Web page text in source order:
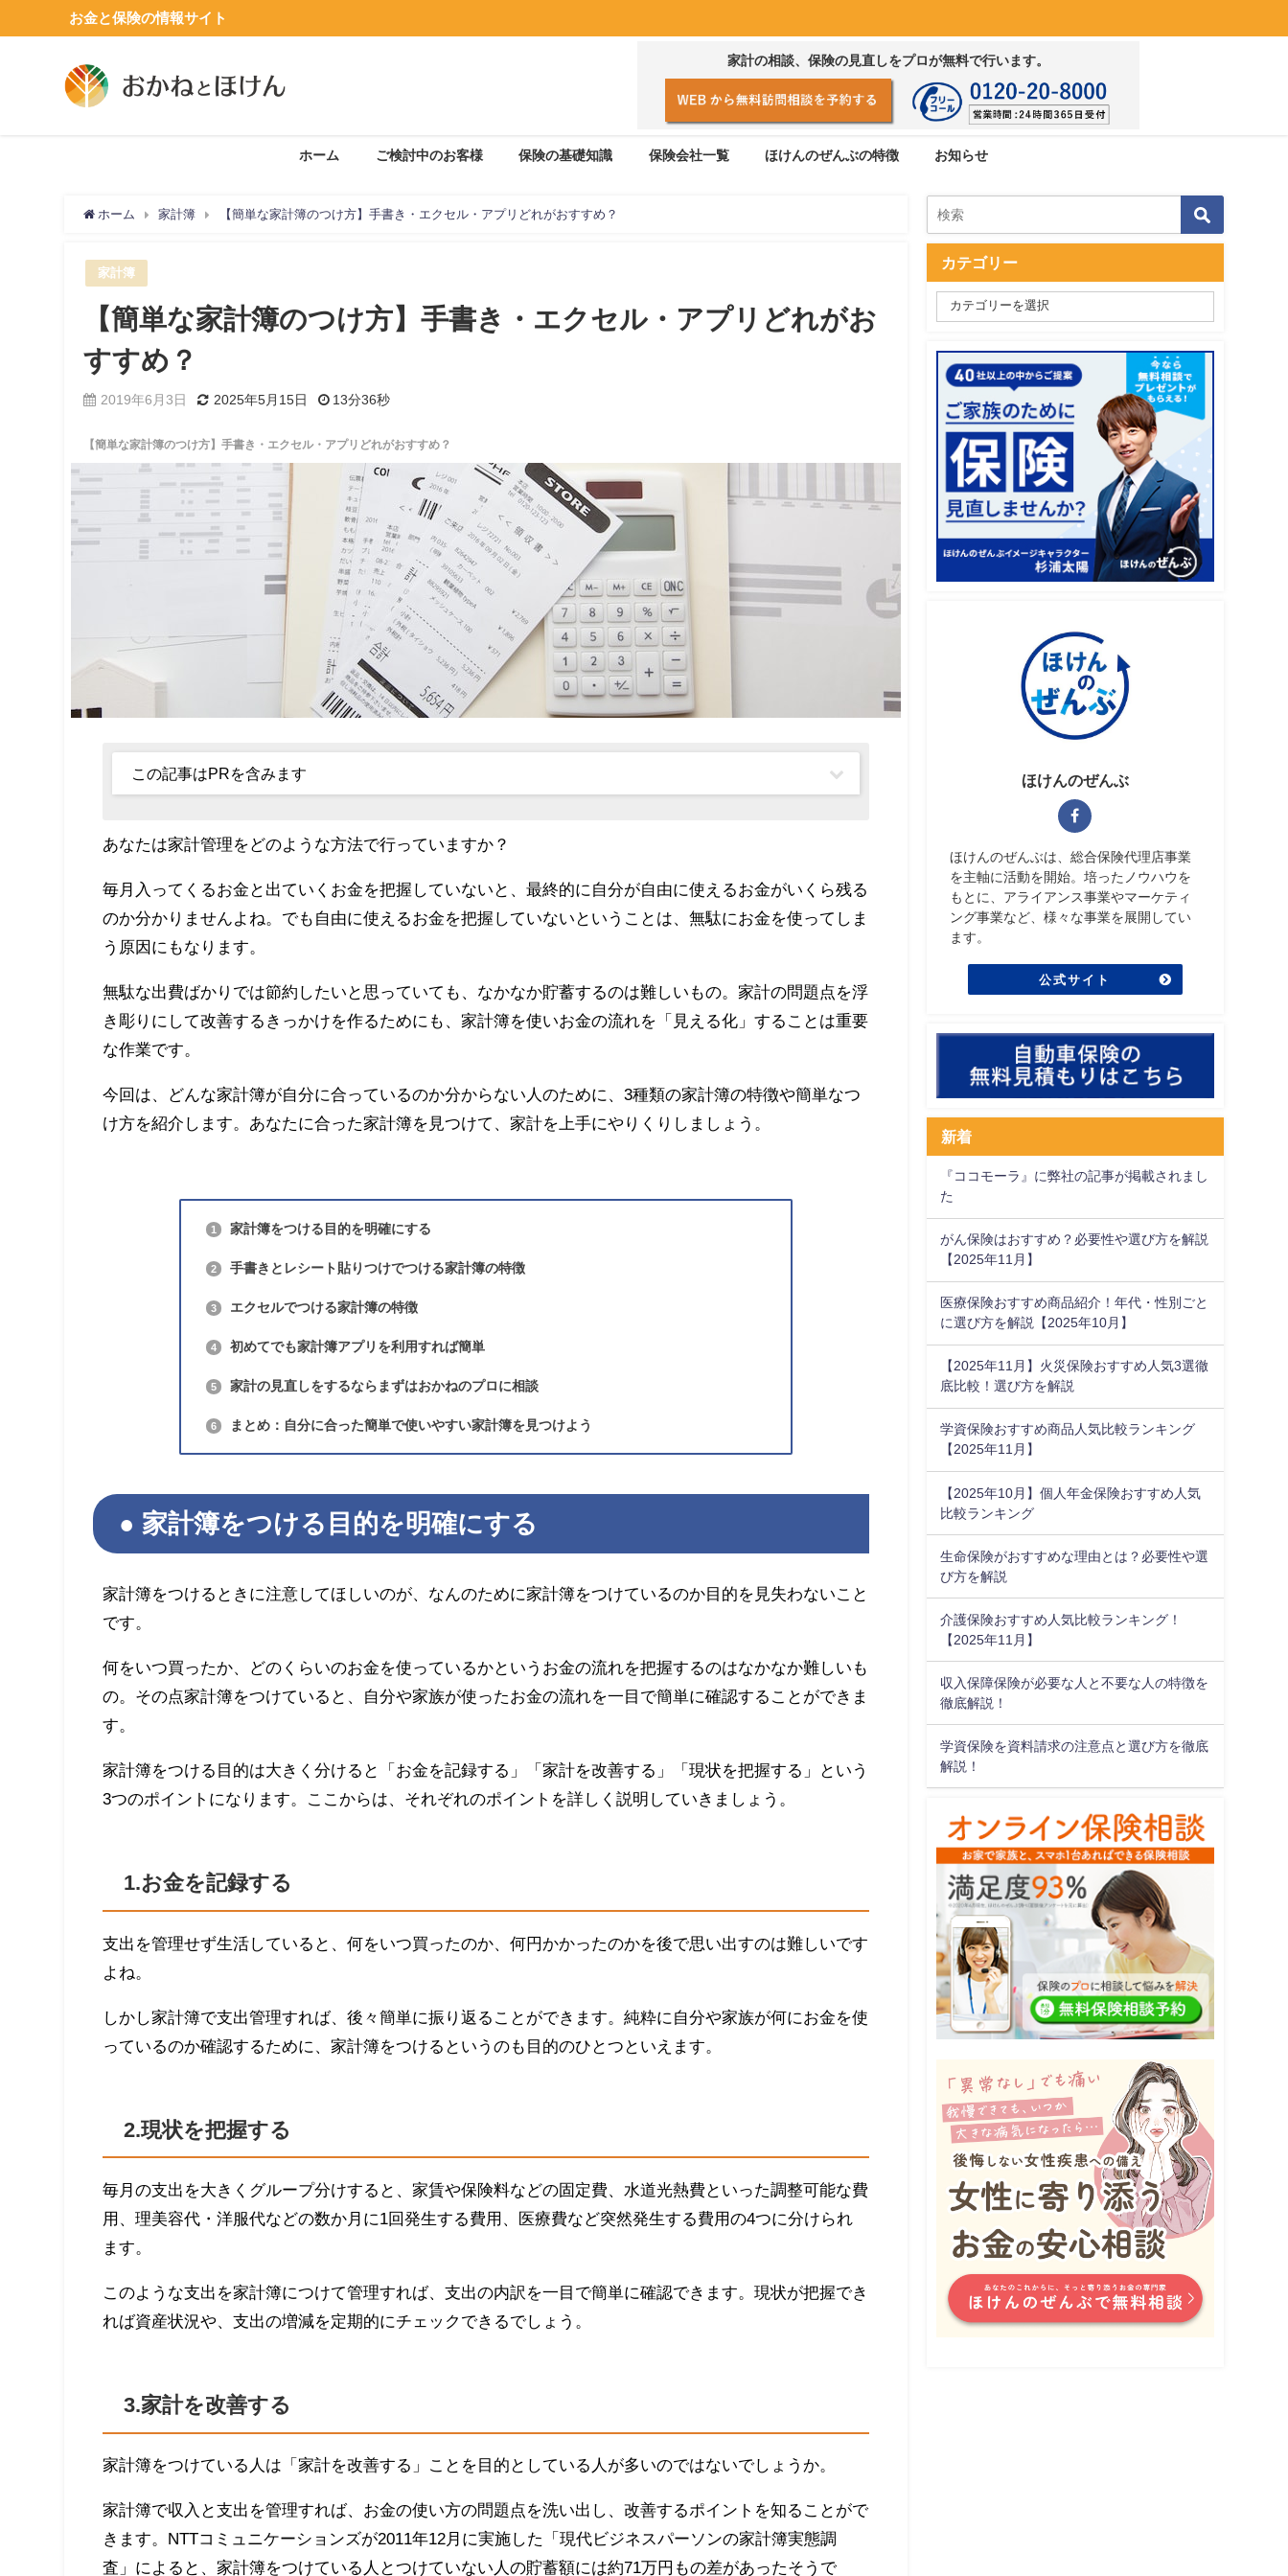
お金と保険の情報サイト
家計の相談、保険の見直しをプロが無料で行います。
ホーム ご検討中のお客様 保険の基礎知識 保険会社一覧 ほけんのぜんぶの特徴 お知らせ
ホーム 家計簿 【簡単な家計簿のつけ方】手書き・エクセル・アプリどれがおすすめ？
家計簿
【簡単な家計簿のつけ方】手書き・エクセル・アプリどれがお
すすめ？
2019年6月3日 2025年5月15日 13分36秒
【簡単な家計簿のつけ方】手書き・エクセル・アプリどれがおすすめ？
この記事はPRを含みます
あなたは家計管理をどのような方法で行っていますか？
毎月入ってくるお金と出ていくお金を把握していないと、最終的に自分が自由に使えるお金がいくら残る
のか分かりませんよね。 でも自由に使えるお金を把握していないということは、無駄にお金を使ってしま
う原因にもなります。
無駄な出費ばかりでは節約したいと思っていても、なかなか貯蓄するのは難しいもの。家計の問題点を浮
き彫りにして改善するきっかけを作るためにも、家計簿を使いお金の流れを「見える化」することは重要
な作業です。
今回は、どんな家計簿が自分に合っているのか分からない人のために、3種類の家計簿の特徴や簡単なつ
け方を紹介します。あなたに合った家計簿を見つけて、家計を上手にやりくりしましょう。
1 家計簿をつける目的を明確にする
2 手書きとレシート貼りつけでつける家計簿の特徴
3 エクセルでつける家計簿の特徴
4 初めてでも家計簿アプリを利用すれば簡単
5 家計の見直しをするならまずはおかねのプロに相談
6 まとめ：自分に合った簡単で使いやすい家計簿を見つけよう
家計簿をつける目的を明確にする
家計簿をつけるときに注意してほしいのが、なんのために家計簿をつけているのか目的を見失わないこと
です。
何をいつ買ったか、どのくらいのお金を使っているかというお金の流れを把握するのはなかなか難しいも
の。その点家計簿をつけていると、自分や家族が使ったお金の流れを一目で簡単に確認することができま
す。
家計簿をつける目的は大きく分けると「お金を記録する」「家計を改善する」「現状を把握する」という
3つのポイントになります。ここからは、それぞれのポイントを詳しく説明していきましょう。
1.お金を記録する
支出を管理せず生活していると、何をいつ買ったのか、何円かかったのかを後で思い出すのは難しいです
よね。
しかし家計簿で支出管理すれば、後々簡単に振り返ることができます。純粋に自分や家族が何にお金を使
っているのか確認するために、家計簿をつけるというのも目的のひとつといえます。
2.現状を把握する
毎月の支出を大きくグループ分けすると、家賃や保険料などの固定費、水道光熱費といった調整可能な費
用、理美容代・洋服代などの数か月に1回発生する費用、医療費など突然発生する費用の4つに分けられ
ます。
このような支出を家計簿につけて管理すれば、支出の内訳を一目で簡単に確認できます。現状が把握でき
れば資産状況や、支出の増減を定期的にチェックできるでしょう。
3.家計を改善する
家計簿をつけている人は「家計を改善する」ことを目的としている人が多いのではないでしょうか。
家計簿で収入と支出を管理すれば、お金の使い方の問題点を洗い出し、改善するポイントを知ることがで
きます。NTTコミュニケーションズが2011年12月に実施した「現代ビジネスパーソンの家計簿実態調
査」によると、家計簿をつけている人とつけていない人の貯蓄額には約71万円もの差があったそうで
カテゴリー
ほけんのぜんぶ
ほけんのぜんぶは、総合保険代理店事業
を主軸に活動を開始。培ったノウハウを
もとに、アライアンス事業やマーケティ
ング事業など、様々な事業を展開してい
ます。
公式サイト
新着
『ココモーラ』に弊社の記事が掲載されまし
た
がん保険はおすすめ？必要性や選び方を解説
【2025年11月】
医療保険おすすめ商品紹介！年代・性別ごと
に選び方を解説【2025年10月】
【2025年11月】火災保険おすすめ人気3選徹
底比較！選び方を解説
学資保険おすすめ商品人気比較ランキング
【2025年11月】
【2025年10月】個人年金保険おすすめ人気
比較ランキング
生命保険がおすすめな理由とは？必要性や選
び方を解説
介護保険おすすめ人気比較ランキング！
【2025年11月】
収入保障保険が必要な人と不要な人の特徴を
徹底解説！
学資保険を資料請求の注意点と選び方を徹底
解説！